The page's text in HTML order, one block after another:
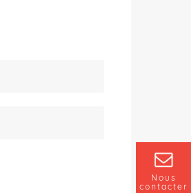
Nous
contacter